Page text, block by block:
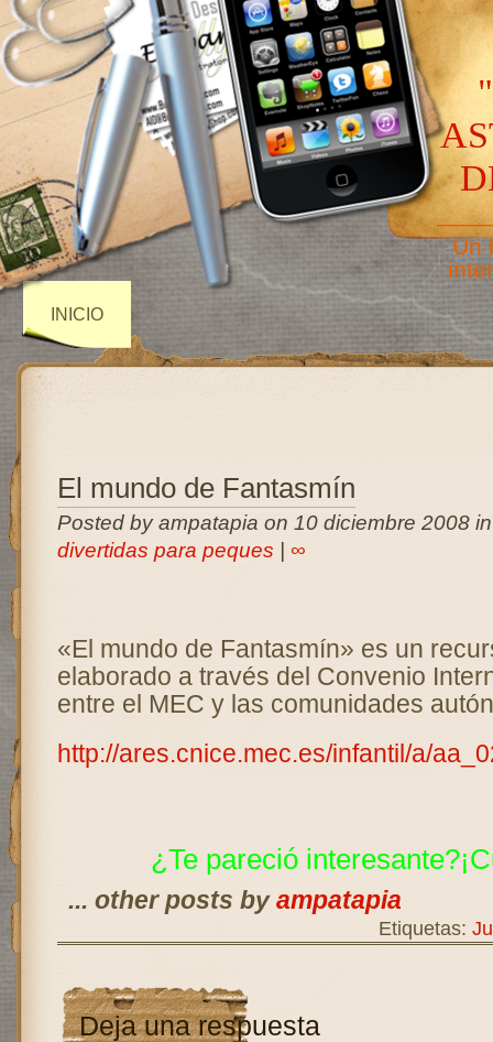
Un
INICIO
El mundo de Fantasmín
Posted by ampatapia on 10 diciembre 2008
divertidas para peques
∞
«El mundo de Fantasmín» es un
elaborado a través del Convenio
entre el MEC y las comunidades
http://ares.cnice.mec.es/infantil/a/
¿Te pareció
... other posts byampatapia
Etiquetas:
Deja una respuesta